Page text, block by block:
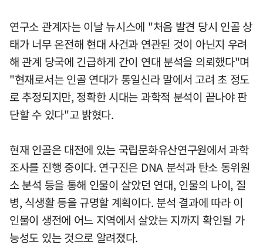
연구소 관계자는 이날 뉴시스에 "처음 발견 당시 인골 상
태가 너무 온전해 현대 사건과 연관된 것이 아닌지 우려
해 관계 당국에 긴급하게 간이 연대 분석을 의뢰했다"며
"현재로서는 인골 연대가 통일신라 말에서 고려 초 정도
로 추정되지만, 정확한 시대는 과학적 분석이 끝나야 판
단할 수 있다"고 밝혔다.
현재 인골은 대전에 있는 국립문화유산연구원에서 과학
조사를 진행 중이다. 연구진은 DNA 분석과 탄소 동위원
소 분석 등을 통해 인물이 살았던 연대, 인물의 나이, 질
병, 식생활 등을 규명할 계획이다. 분석 결과에 따라 이
인물이 생전에 어느 지역에서 살았는 지까지 확인될 가
능성도 있는 것으로 알려졌다.